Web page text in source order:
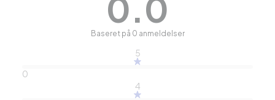
Baseret på 0 anmeldelser
5
0
4